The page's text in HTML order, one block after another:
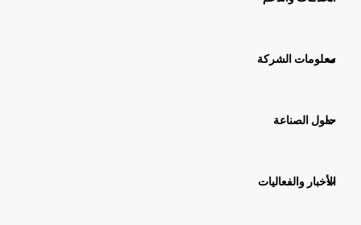
معلومات الشركة
حلول الصناعة
الأخبار والفعاليات